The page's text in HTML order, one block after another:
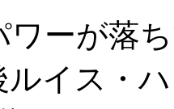
ワーが落
イス・